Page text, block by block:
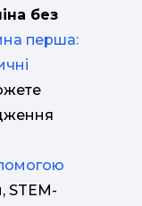
без
перша:
STEM-